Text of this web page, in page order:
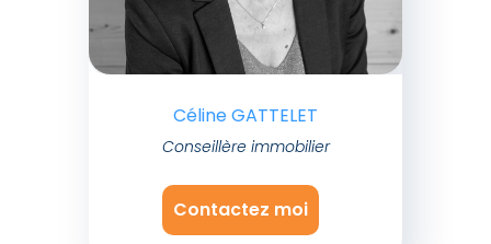
Céline GATTELET
Conseillère immobilier
Contactez moi